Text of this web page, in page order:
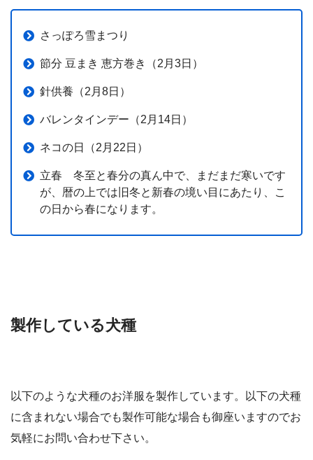
さっぽろ雪まつり
節分 豆まき 恵方巻き（2月3日）
針供養（2月8日）
バレンタインデー（2月14日）
ネコの日（2月22日）
立春 冬至と春分の真ん中で、まだまだ寒いです
が、暦の上では旧冬と新春の境い目にあたり、こ
の日から春になります。
製作している犬種
以下のような犬種のお洋服を製作しています。以下の犬種
に含まれない場合でも製作可能な場合も御座いますのでお
気軽にお問い合わせ下さい。